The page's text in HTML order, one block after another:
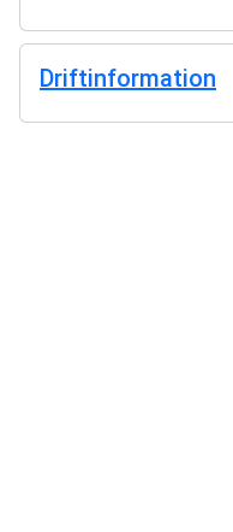
Driftinformation